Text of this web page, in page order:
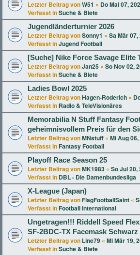
Letzter Beitrag vonW51 « Do Mai 07,
Verfasst inSuche & Biete
Jugendländerturnier 2026
Letzter Beitrag vonSonny1 « Sa Mär
Verfasst inJugend Football
[Suche] Nike Force Savage Elite
Letzter Beitrag vonJan25 « So Nov 02,
Verfasst inSuche & Biete
Ladies Bowl 2025
Letzter Beitrag vonHagen-Roderich «
Verfasst in Radio & TeleVisionäres
Memorabilia N Stuff Fantasy
geheimnisvollem Preis für den
Letzter Beitrag vonMNstuff « Mi Aug
Verfasst in Fantasy Football
Playoff Race Season 25
Letzter Beitrag vonMK1983 « So Jul 20,
Verfasst in DBL - Die Damenbundesliga
X-League (Japan)
Letzter Beitrag von FlagFootballSaint «
Verfasst in Football international
Ungetragen!!! Riddell Speed
SF-2BDC-TX Facemask
Letzter Beitrag von Line79 « Mi Mär 19,
Verfasst inSuche & Biete